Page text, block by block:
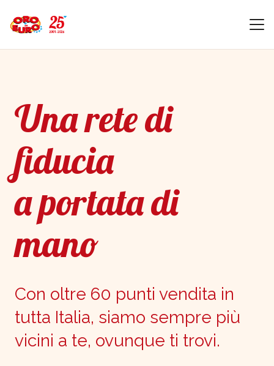
Una rete di
fiducia
a portata di
mano
Con oltre 60 punti vendita in
tutta Italia, siamo sempre più
vicini a te, ovunque ti trovi.